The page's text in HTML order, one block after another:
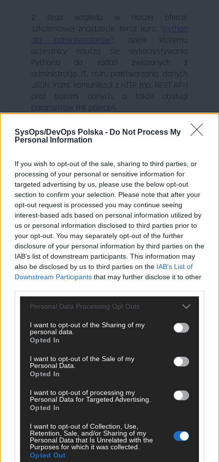
SysOps/DevOps Polska - Do Not Process My
Personal Information
If you wish to opt-out of the sale, sharing to third parties, or
processing of your personal or sensitive information for
targeted advertising by us, please use the below opt-out
section to confirm your selection. Please note that after your
opt-out request is processed you may continue seeing
interest-based ads based on personal information utilized by
us or personal information disclosed to third parties prior to
your opt-out. You may separately opt-out of the further
disclosure of your personal information by third parties on the
IAB’s list of downstream participants. This information may
also be disclosed by us to third parties on the IAB’s List of
Downstream Participants that may further disclose it to other
Personal Data Processing Opt Outs
I want to opt-out of the Sharing of my
personal data.
Opted In
I want to opt-out of the Sale of my
Personal Data.
Opted In
I want to opt-out of processing my
Personal Data for Targeted Advertising.
Opted In
I want to opt-out of Collection, Use,
Retention, Sale, and/or Sharing of my
Personal Data that Is Unrelated with the
Purposes for which it was collected.
Opted Out
Z tego względu w naszej ofercie
szkoleniowej znajdziecie teraz kurs: “Python
dla administratorów”, dzięki któremu
uczestnicy nauczą się wykorzystywania
Pythona do zadań związanych z
administracją IT, m.in. przetwarzania danych
JSON, Yaml, komunikacji z HTTP (np. REST API)
oraz bazami danych, a także obsługi
parametrów linii poleceń.
Cyberbezpieczeństwo
liczbą zagrożeń w sieci, umiejętności z
zakresu cyberbezpieczeństwa stają się
niezbędne. W 2025 roku kluczowe
kompetencje obejmować będą m.in. testy
penetracyjne, zarządzanie incydentami,
bezpieczeństwo w chmurze oraz wdrażanie
Zero Trust Architecture. Firmy coraz częściej
inwestują również w szkolenia dotyczące
cyberhigieny dla pracowników, ponieważ
ludzkie błędy nadal odpowiadają za
większość naruszeń bezpieczeństwa.
O wyzwaniach dotyczących IT security
możecie posłuchać na naszym kanale
SecOps Polska, gdzie co miesiąc publikujemy
kolejne prelekcje przygotowane przez
ekspertów.
Rozwiązania chmurowe
Migracja do chmury i zarządzanie
infrastrukturą chmurową to jeden z
posiadający certyfikaty takie jak AWS
Certified Solutions Architect, Microsoft
Certified: Azure Administrator czy Google